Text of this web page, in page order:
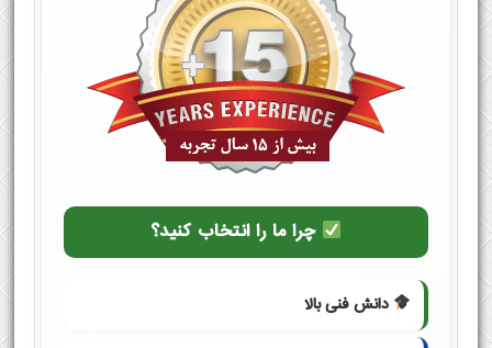
چرا ما را انتخاب کنید؟
دانش فنی بالا